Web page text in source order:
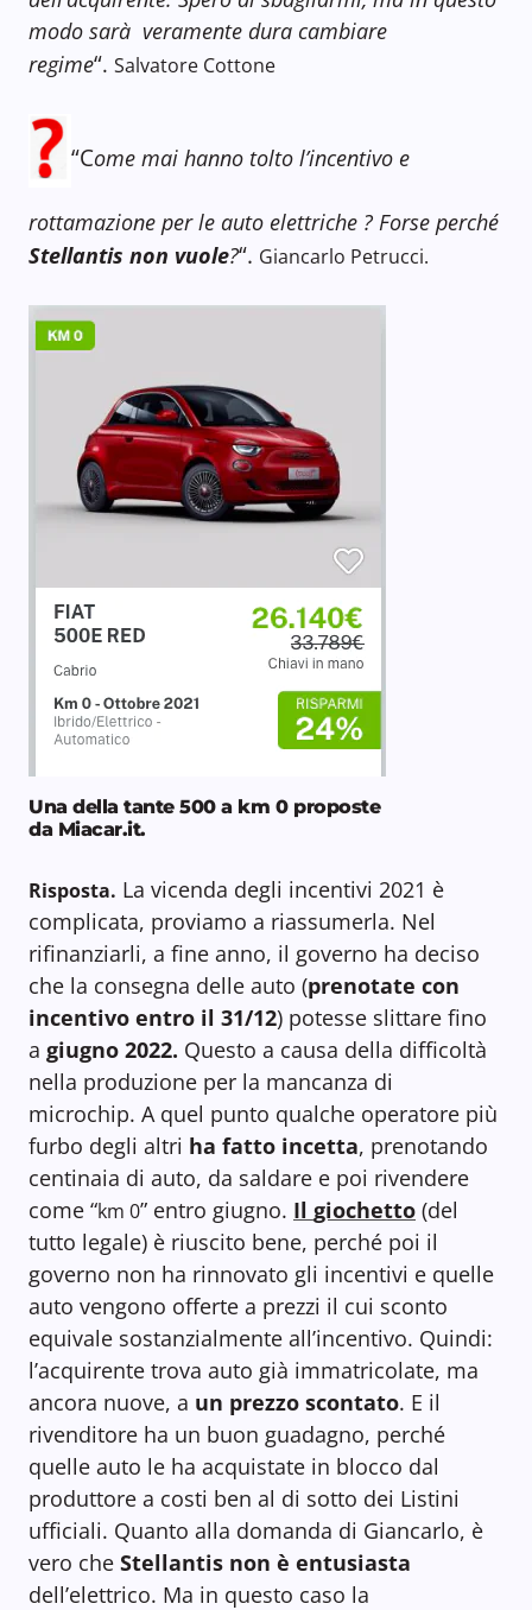
modo sarà veramente dura cambiare
regime“. Salvatore Cottone
“Come mai hanno tolto l’incentivo e
rottamazione per le auto elettriche ? Forse perché
Stellantis non vuole?“. Giancarlo Petrucci.
Una della tante 500 a km 0 proposte
da Miacar.it.
Risposta. La vicenda degli incentivi 2021 è
complicata, proviamo a riassumerla. Nel
rifinanziarli, a fine anno, il governo ha deciso
che la consegna delle auto (prenotate con
incentivo entro il 31/12) potesse slittare fino
a giugno 2022. Questo a causa della difficoltà
nella produzione per la mancanza di
microchip. A quel punto qualche operatore più
furbo degli altri ha fatto incetta, prenotando
centinaia di auto, da saldare e poi rivendere
come “km 0” entro giugno. Il giochetto (del
tutto legale) è riuscito bene, perché poi il
governo non ha rinnovato gli incentivi e quelle
auto vengono offerte a prezzi il cui sconto
equivale sostanzialmente all’incentivo. Quindi:
l’acquirente trova auto già immatricolate, ma
ancora nuove, a un prezzo scontato. E il
rivenditore ha un buon guadagno, perché
quelle auto le ha acquistate in blocco dal
produttore a costi ben al di sotto dei Listini
ufficiali. Quanto alla domanda di Giancarlo, è
vero che Stellantis non è entusiasta
dell’elettrico. Ma in questo caso la